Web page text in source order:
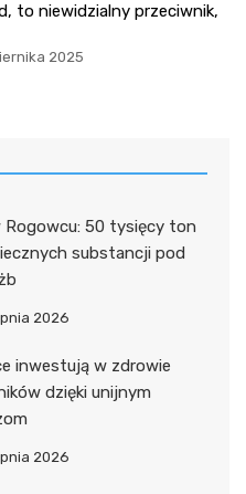
to niewidzialny przeciwnik,
2025
Rogowcu: 50 tysięcy ton
substancji pod
2026
inwestują w zdrowie
dzięki unijnym
2026